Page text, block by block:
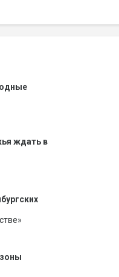
ждать в